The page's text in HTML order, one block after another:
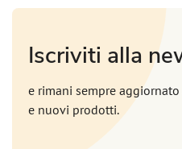
Iscriviti alla
e rimani sempre
e nuovi prodotti.